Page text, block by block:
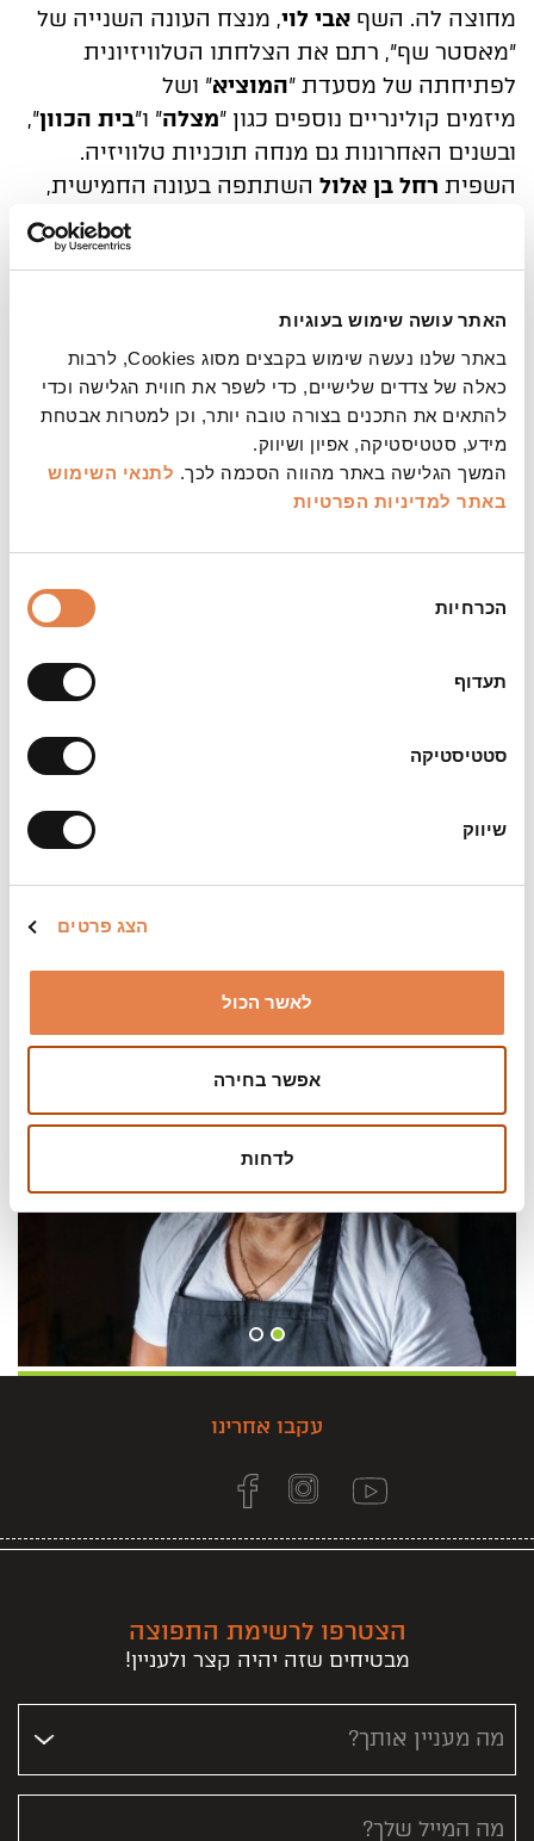
האתר עושה שימוש בעוגיות
באתר שלנו נעשה שימוש בקבצים מסוג Cookies, לרבות
כאלה של צדדים שלישיים, כדי לשפר את חווית הגלישה וכדי
להתאים את התכנים בצורה טובה יותר, וכן למטרות אבטחת
מידע, סטטיסטיקה, אפיון ושיווק.
המשך הגלישה באתר מהווה הסכמה לכך. לתנאי השימוש
באתר למדיניות הפרטיות
הסכמה
הכרחיות
תעדוף
סטטיסטיקה
שיווק
הצג פרטים
לאשר הכול
אפשר בחירה
לדחות
מחוצה לה. השף אבי לוי, מנצח העונה השנייה של
"מאסטר שף", רתם את הצלחתו הטלוויזיונית
לפתיחתה של מסעדת "המוציא" ושל
מיזמים קולינריים נוספים כגון "מצלה" ו"בית הכוון",
ובשנים האחרונות גם מנחה תוכניות טלוויזיה.
השפית רחל בן אלול השתתפה בעונה החמישית,
"מאסטר שף", ובשתיהן
חולשת כיום על
שרונה מרקט" בתל אביב, וכמובן גם על
קיוסקהכריכים בשדרות בן מימון שכבר הפך
למיתולוגי.
בן אלולולוי ינועו בשיחתם על הציר שבין זיכרונות
טעם מהילדותבירושלים לבין המאכלים שאותם
יצרו והכניסו לקאנוןהאוכל המקומי.
משך:
מהקהל)
עוז אוחיון, Karela Agency; אסף קרלה
הערות:
עקבו אחרינו
הצטרפו לרשימת התפוצה
מבטיחים שזה יהיה קצר ולעניין!
מה מעניין אותך?
מה המייל שלך?